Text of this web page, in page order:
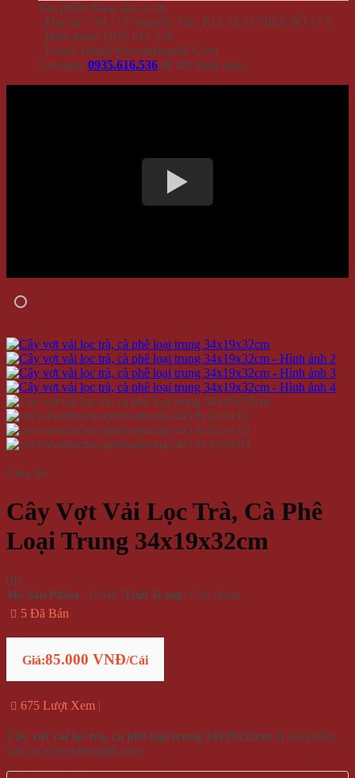
Sản phẩm đang sẵn có tại
- Địa chỉ: 714 / 17 Nguyễn Trãi, P.11, Q.5 ( NHÀ SỐ 17 )
- Điện thoại: 0935 616 536
- Email: Info@Winwinshop88.Com
Gọi ngay 0935.616.536 để đặt hàng ngay.
Chia Sẻ:
Cây Vợt Vải Lọc Trà, Cà Phê
Loại Trung 34x19x32cm
(0)
Mã Sản Phẩm: 31846 |Tình Trạng: Còn Hàng
5 Đã Bán
Giá:85.000 VNĐ/Cái
675 Lượt Xem
Cây vợt vải lọc trà, cà phê loại trung 34x19x32cm là sản phẩm
bán tại winwinshop88.com